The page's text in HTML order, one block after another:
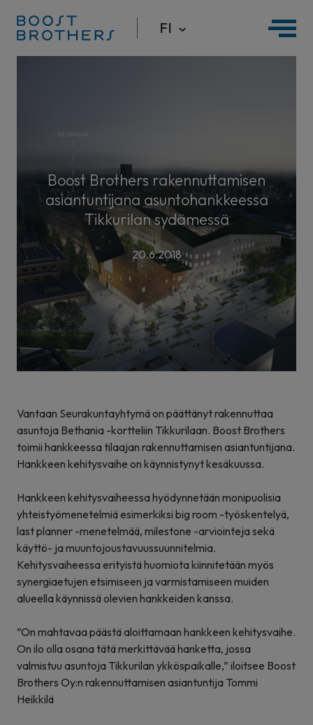
FI
Boost Brothers rakennuttamisen
asiantuntijana asuntohankkeessa
Tikkurilan sydämessä
20.6.2018
Vantaan Seurakuntayhtymä on päättänyt rakennuttaa
asuntoja Bethania -kortteliin Tikkurilaan. Boost Brothers
toimii hankkeessa tilaajan rakennuttamisen asiantuntijana.
Hankkeen kehitysvaihe on käynnistynyt kesäkuussa.
Hankkeen kehitysvaiheessa hyödynnetään monipuolisia
yhteistyömenetelmiä esimerkiksi big room -työskentelyä,
last planner -menetelmää, milestone -arviointeja sekä
käyttö- ja muuntojoustavuussuunnitelmia.
Kehitysvaiheessa erityistä huomiota kiinnitetään myös
synergiaetujen etsimiseen ja varmistamiseen muiden
alueella käynnissä olevien hankkeiden kanssa.
”On mahtavaa päästä aloittamaan hankkeen kehitysvaihe.
On ilo olla osana tätä merkittävää hanketta, jossa
valmistuu asuntoja Tikkurilan ykköspaikalle,” iloitsee Boost
Brothers Oy:n rakennuttamisen asiantuntija Tommi
Heikkilä